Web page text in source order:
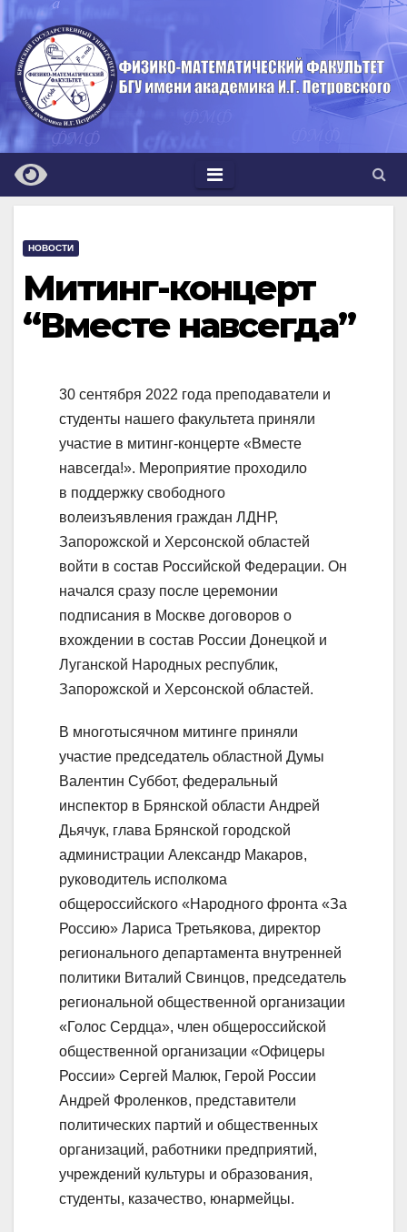
Перейти
к
содержимому
НОВОСТИ
Митинг-концерт
“Вместе навсегда”
30 сентября 2022 года преподаватели и
студенты нашего факультета приняли
участие в митинг-концерте «Вместе
навсегда!». Мероприятие проходило
в поддержку свободного
волеизъявления граждан ЛДНР,
Запорожской и Херсонской областей
войти в состав Российской Федерации. Он
начался сразу после церемонии
подписания в Москве договоров о
вхождении в состав России Донецкой и
Луганской Народных республик,
Запорожской и Херсонской областей.
В многотысячном митинге приняли
участие председатель областной Думы
Валентин Суббот, федеральный
инспектор в Брянской области Андрей
Дьячук, глава Брянской городской
администрации Александр Макаров,
руководитель исполкома
общероссийского «Народного фронта «За
Россию» Лариса Третьякова, директор
регионального департамента внутренней
политики Виталий Свинцов, председатель
региональной общественной организации
«Голос Сердца», член общероссийской
общественной организации «Офицеры
России» Сергей Малюк, Герой России
Андрей Фроленков, представители
политических партий и общественных
организаций, работники предприятий,
учреждений культуры и образования,
студенты, казачество, юнармейцы.